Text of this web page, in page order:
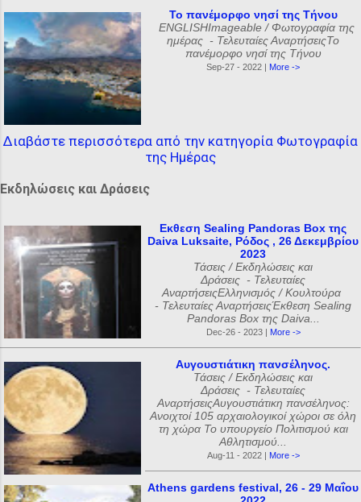
Το πανέμορφο νησί της Τήνου
ENGLISHImageable / Φωτογραφία της
ημέρας - Τελευταίες ΑναρτήσειςΤο
πανέμορφο νησί της Τήνου
Sep-27 - 2022 | More ->
Διαβάστε περισσότερα από την κατηγορία Φωτογραφία
της Ημέρας
Εκδηλώσεις και Δράσεις
Εκθεση Sealing Pandoras Box της
Daiva Luksaite, Ρόδος , 26 Δεκεμβρίου
2023
Τάσεις / Εκδηλώσεις και
Δράσεις - Τελευταίες
ΑναρτήσειςΕλληνισμός / Κουλτούρα
- Τελευταίες ΑναρτήσειςΈκθεση Sealing
Pandoras Box της Daiva...
Dec-26 - 2023 | More ->
Αυγουστιάτικη πανσέληνος.
Τάσεις / Εκδηλώσεις και
Δράσεις - Τελευταίες
ΑναρτήσειςΑυγουστιάτικη πανσέληνος:
Ανοιχτοί 105 αρχαιολογικοί χώροι σε όλη
τη χώρα Το υπουργείο Πολιτισμού και
Αθλητισμού...
Aug-11 - 2022 | More ->
Athens gardens festival, 26 - 29 Μαΐου